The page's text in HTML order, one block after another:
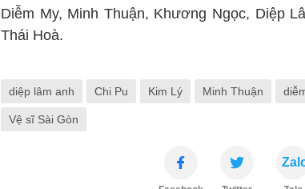
Diễm My, Minh Thuận, Khương Ngọc, Diệp
Thái Hoà.
diệp lâm anh Chi Pu Kim Lý Minh Thuận
Vệ sĩ Sài Gòn